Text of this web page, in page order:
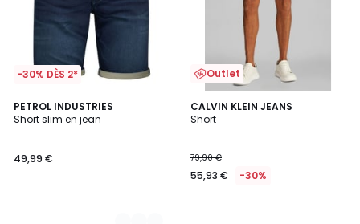
-30% DÈS 2*
PETROL INDUSTRIES
Short slim en jean
49,99 €
2
Couleurs
Outlet
CALVIN KLEIN JEANS
Short
79,90 €
55,93 € -30%